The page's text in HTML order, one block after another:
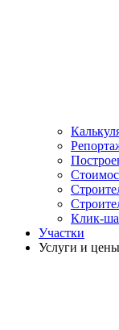
Клик-
Участки
Услуги и цены